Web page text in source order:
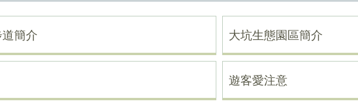
簡介 大坑生態園區簡介
遊客愛注意